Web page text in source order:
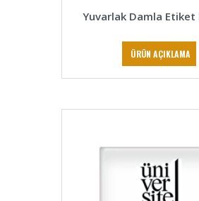
Yuvarlak Damla Etiket
ÜRÜN AÇIKLAMA